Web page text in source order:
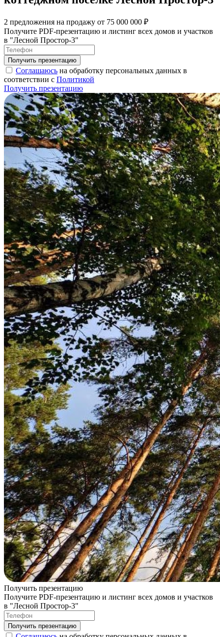
2 предложения на продажу от 75 000 000 ₽
Получите PDF-презентацию и листинг всех домов и участков
в "Лесной Простор-3"
Соглашаюсь на обработку персональных данных в
соответствии с Политикой
Получить презентацию
Получить презентацию
Получите PDF-презентацию и листинг всех домов и участков
в "Лесной Простор-3"